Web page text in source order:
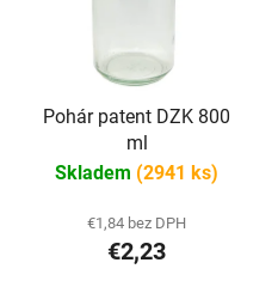
Pohár patent DZK 800
ml
Skladem (2941 ks)
€1,84 bez DPH
€2,23